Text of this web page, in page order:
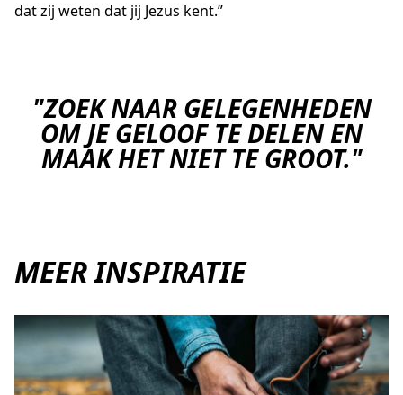
dat zij weten dat jij Jezus kent.”
"ZOEK NAAR GELEGENHEDEN
OM JE GELOOF TE DELEN EN
MAAK HET NIET TE GROOT."
MEER INSPIRATIE